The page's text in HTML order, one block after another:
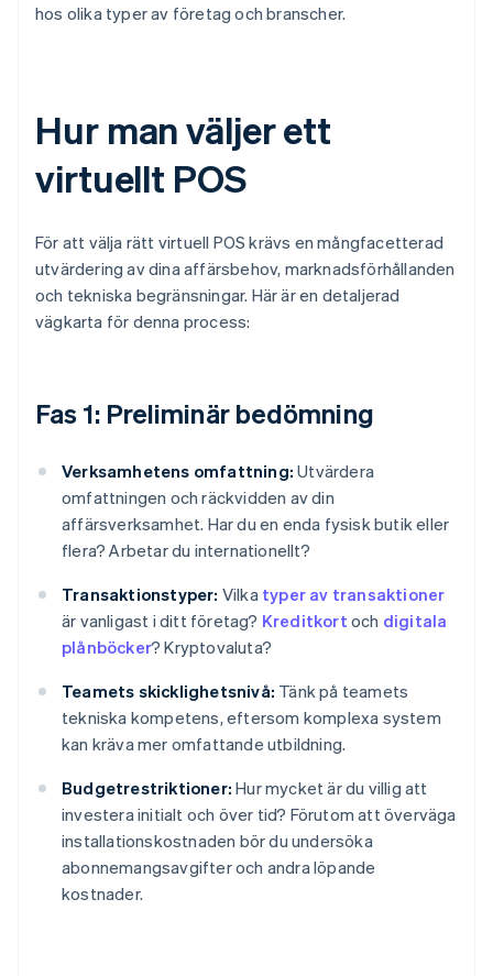
hos olika typer av företag och branscher.
Hur man väljer ett
virtuellt POS
För att välja rätt virtuell POS krävs en mångfacetterad
utvärdering av dina affärsbehov, marknadsförhållanden
och tekniska begränsningar. Här är en detaljerad
vägkarta för denna process:
Fas 1: Preliminär bedömning
Verksamhetens omfattning: Utvärdera
omfattningen och räckvidden av din
affärsverksamhet. Har du en enda fysisk butik eller
flera? Arbetar du internationellt?
Transaktionstyper: Vilka typer av transaktioner
är vanligast i ditt företag? Kreditkort och digitala
plånböcker? Kryptovaluta?
Teamets skicklighetsnivå: Tänk på teamets
tekniska kompetens, eftersom komplexa system
kan kräva mer omfattande utbildning.
Budgetrestriktioner: Hur mycket är du villig att
investera initialt och över tid? Förutom att överväga
installationskostnaden bör du undersöka
abonnemangsavgifter och andra löpande
kostnader.